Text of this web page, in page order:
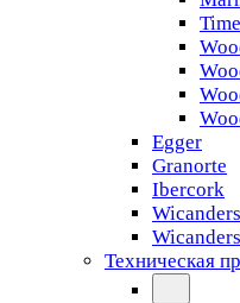
Egger
Granorte
Ibercork
Wicanders
Техническая